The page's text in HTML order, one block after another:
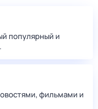
популярный и
фильмами и